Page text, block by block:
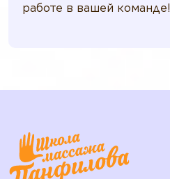
работе в вашей команде!